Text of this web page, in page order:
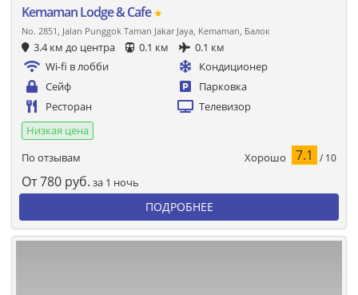
Kemaman Lodge & Cafe★
No. 2851, Jalan Punggok Taman Jakar Jaya, Kemaman, Балок
3.4 км до центра 0.1 км
0.1 км
Wi-fi в лобби
Кондиционер
Сейф
Парковка
Ресторан
Телевизор
Низкая цена
По отзывам
Хорошо 7.1 / 10
От780 руб. за 1 ночь
ПОДРОБНЕЕ